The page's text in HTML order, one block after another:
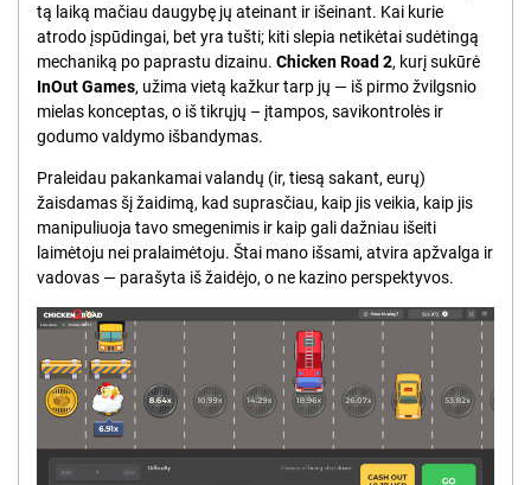
tą laiką mačiau daugybę jų ateinant ir išeinant. Kai kurie
atrodo įspūdingai, bet yra tušti; kiti slepia netikėtai sudėtingą
mechaniką po paprastu dizainu. Chicken Road 2, kurį sukūrė
InOut Games, užima vietą kažkur tarp jų — iš pirmo žvilgsnio
mielas konceptas, o iš tikrųjų – įtampos, savikontrolės ir
godumo valdymo išbandymas.
Praleidau pakankamai valandų (ir, tiesą sakant, eurų)
žaisdamas šį žaidimą, kad suprasčiau, kaip jis veikia, kaip jis
manipuliuoja tavo smegenimis ir kaip gali dažniau išeiti
laimėtoju nei pralaimėtoju. Štai mano išsami, atvira apžvalga ir
vadovas — parašyta iš žaidėjo, o ne kazino perspektyvos.